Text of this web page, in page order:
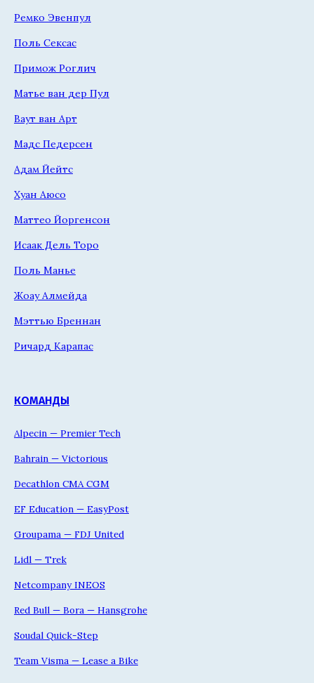
Ремко Эвенпул
Поль Сексас
Примож Роглич
Матье ван дер Пул
Ваут ван Арт
Мадс Педерсен
Адам Йейтс
Хуан Аюсо
Маттео Йоргенсон
Исаак Дель Торо
Поль Манье
Жоау Алмейда
Мэттью Бреннан
Ричард Карапас
КОМАНДЫ
Alpecin — Premier Tech
Bahrain — Victorious
Decathlon CMA CGM
EF Education — EasyPost
Groupama — FDJ United
Lidl — Trek
Netcompany INEOS
Red Bull — Bora — Hansgrohe
Soudal Quick-Step
Team Visma — Lease a Bike